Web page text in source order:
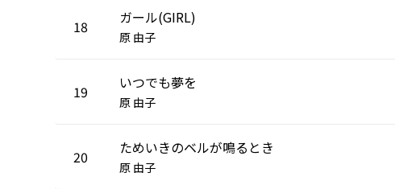
18 ガール(GIRL)
原 由子
19 いつでも夢を
原 由子
20 ためいきのベルが鳴るとき
原 由子